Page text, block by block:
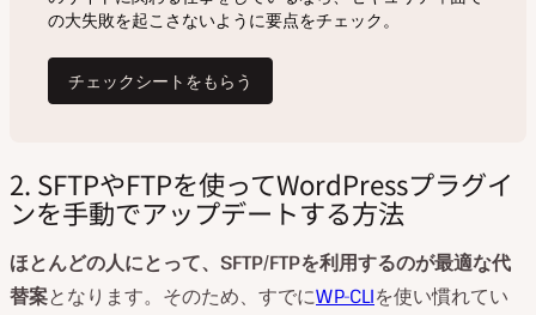
2. SFTPやFTPを使ってWordPressプラグイ
ンを手動でアップデートする方法
ほとんどの人にとって、 SFTP/FTPを利用するのが最適な代
替案となります。そのため、すでにWP-CLIを使い慣れてい